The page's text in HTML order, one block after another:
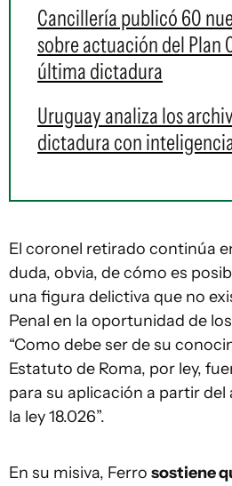
Cancillería publicó 60
sobre actuación del Plan
última dictadura
Uruguay analiza los
dictadura con
El coronel retirado continúa
duda, obvia, de cómo es
una figura delictiva que no
Penal en la oportunidad de
“Como debe ser de su
Estatuto de Roma, por ley,
para su aplicación a partir
la ley 18.026”.
En su misiva, Ferro sostiene